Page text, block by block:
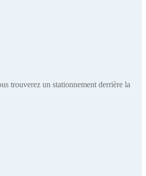
trouverez un stationnement derrière la